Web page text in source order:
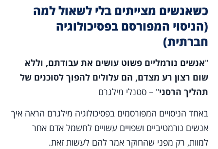
כשאנשים מצייתים בלי לשאול למה
(הניסוי המפורסם בפסיכולוגיה
חברתית)
"אנשים נורמליים פשוט עושים את עבודתם, וללא
שום רצון רע מצדם, הם עלולים להפוך לסוכנים של
תהליך הרסני" – סטנלי מילגרם
באחד הניסויים המפורסמים בפסיכולוגיה מילגרם הראה איך
אנשים נורמטיביים ושפויים עשויים לחשמל אדם אחר
למוות, רק מפני שהחוקר אמר להם לעשות זאת.